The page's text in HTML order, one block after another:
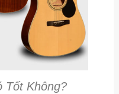
Tốt Không?